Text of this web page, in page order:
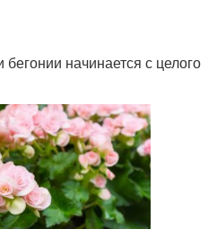
начинается с целого